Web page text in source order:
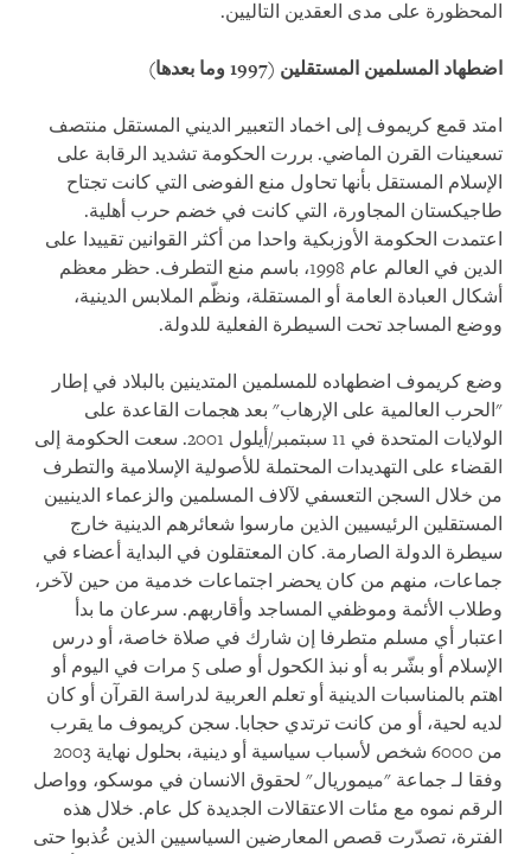
المحظورة على مدى العقدين التاليين.
اضطهاد المسلمين المستقلين (1997 وما بعدها)
امتد قمع كريموف إلى اخماد التعبير الديني المستقل منتصف
تسعينات القرن الماضي. بررت الحكومة تشديد الرقابة على
الإسلام المستقل بأنها تحاول منع الفوضى التي كانت تجتاح
طاجيكستان المجاورة، التي كانت في خضم حرب أهلية.
اعتمدت الحكومة الأوزبكية واحدا من أكثر القوانين تقييدا​​ على
الدين في العالم عام 1998، باسم منع التطرف. حظر معظم
أشكال العبادة العامة أو المستقلة، ونظّم الملابس الدينية،
ووضع المساجد تحت السيطرة الفعلية للدولة.
وضع كريموف اضطهاده للمسلمين المتدينين بالبلاد في إطار
"الحرب العالمية على الإرهاب" بعد هجمات القاعدة على
الولايات المتحدة في 11 سبتمبر/أيلول 2001. سعت الحكومة إلى
القضاء على التهديدات المحتملة للأصولية الإسلامية والتطرف
من خلال السجن التعسفي لآلاف المسلمين والزعماء الدينيين
المستقلين الرئيسيين الذين مارسوا شعائرهم الدينية خارج
سيطرة الدولة الصارمة. كان المعتقلون في البداية أعضاء في
جماعات، منهم من كان يحضر اجتماعات خدمية من حين لآخر،
وطلاب الأئمة وموظفي المساجد وأقاربهم. سرعان ما بدأ
اعتبار أي مسلم متطرفا إن شارك في صلاة خاصة، أو درس
الإسلام أو بشّر به أو نبذ الكحول أو صلى 5 مرات في اليوم أو
اهتم بالمناسبات الدينية أو تعلم العربية لدراسة القرآن أو كان
لديه لحية، أو من كانت ترتدي حجابا. سجن كريموف ما يقرب
من 6000 شخص لأسباب سياسية أو دينية، بحلول نهاية 2003
وفقا لـ جماعة "ميموريال" لحقوق الانسان في موسكو، وواصل
الرقم نموه مع مئات الاعتقالات الجديدة كل عام. خلال هذه
الفترة، تصدّرت قصص المعارضين السياسيين الذين عُذبوا حتى